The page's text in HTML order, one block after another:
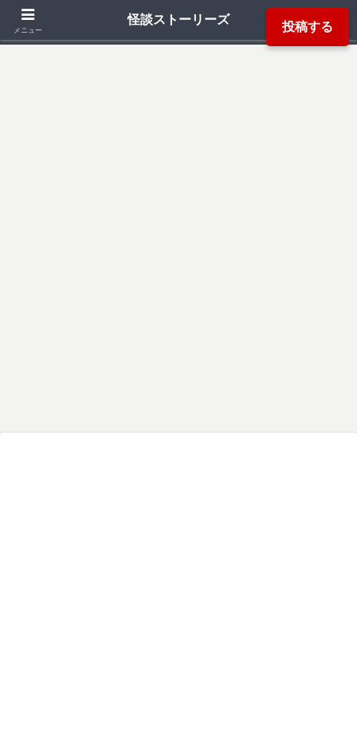
投稿する
「死ぬ程洒落にならない怖い話」「本当にあった怖い話」「都市伝説」などか
メニュー
怪談ストーリーズ
検索